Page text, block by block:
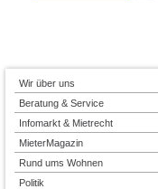
Wir über uns
Beratung & Service
Infomarkt & Mietrecht
MieterMagazin
Rund ums Wohnen
Politik